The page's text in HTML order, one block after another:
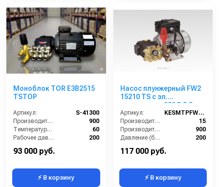
Моноблок TOR E3B2515
TSTOP
Артикул:
S-41300
Производительность (л/ч):
900
Температура (°C):
60
Рабочее давление (бар):
200
Мощность (кВт):
93 000 руб.
⚡ В корзину
Насос плунжерный FW2
15210 TS с эл.
двигателем 380 В 5,5
кВт c электрическим
блоком управления
Артикул:
KESMTPFW2 15/200
Производительность (л/мин):
15
Производительность (л/ч):
900
Давление (бар):
200
117 000 руб.
⚡ В корзину